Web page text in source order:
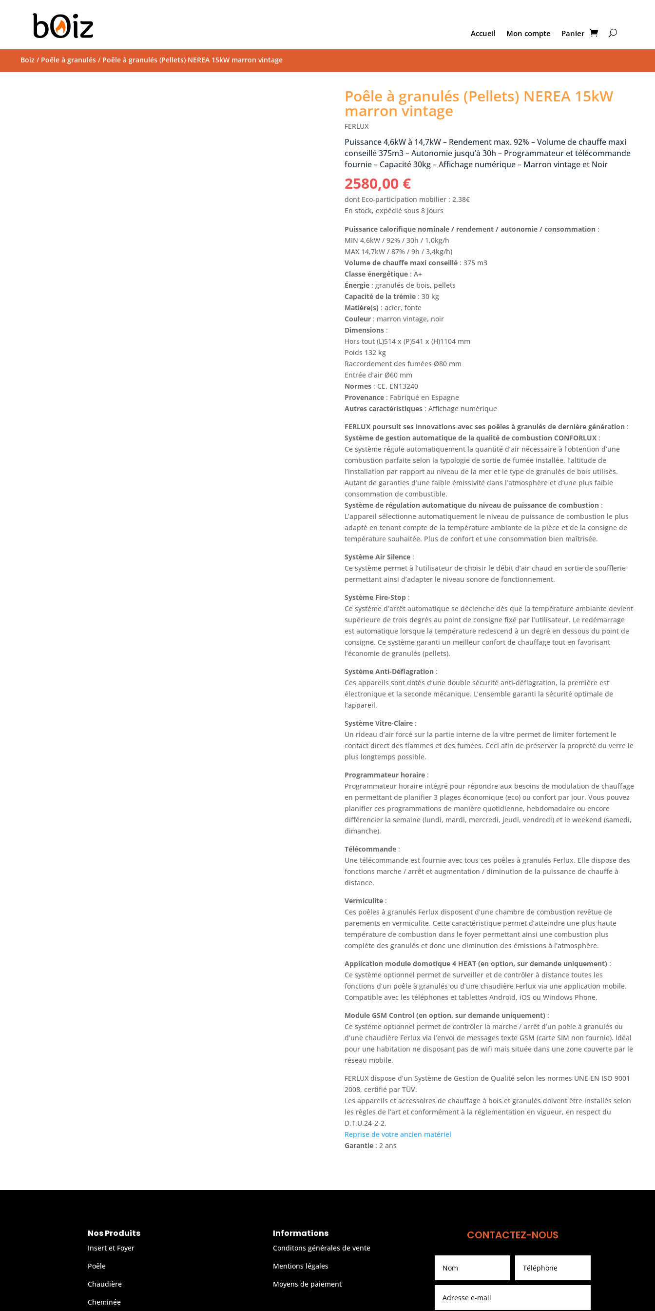
Accueil Mon compte Panier
Boiz / Poêle à granulés / Poêle à granulés (Pellets) NEREA 15kW marron vintage
Poêle à granulés (Pellets) NEREA 15kW
marron vintage
FERLUX
Puissance 4,6kW à 14,7kW – Rendement max. 92% – Volume de chauffe maxi
conseillé 375m3 – Autonomie jusqu’à 30h – Programmateur et télécommande
fournie – Capacité 30kg – Affichage numérique – Marron vintage et Noir
2580,00 €
dont Eco-participation mobilier : 2.38€
En stock, expédié sous 8 jours
Puissance calorifique nominale / rendement / autonomie / consommation :
MIN 4,6kW / 92% / 30h / 1,0kg/h
MAX 14,7kW / 87% / 9h / 3,4kg/h)
Volume de chauffe maxi conseillé : 375 m3
Classe énergétique : A+
Énergie : granulés de bois, pellets
Capacité de la trémie : 30 kg
Matière(s) : acier, fonte
Couleur : marron vintage, noir
Dimensions :
Hors tout (L)514 x (P)541 x (H)1104 mm
Poids 132 kg
Raccordement des fumées Ø80 mm
Entrée d’air Ø60 mm
Normes : CE, EN13240
Provenance : Fabriqué en Espagne
Autres caractéristiques : Affichage numérique
FERLUX poursuit ses innovations avec ses poêles à granulés de dernière génération :
Système de gestion automatique de la qualité de combustion CONFORLUX :
Ce système régule automatiquement la quantité d’air nécessaire à l’obtention d’une
combustion parfaite selon la typologie de sortie de fumée installée, l’altitude de
l’installation par rapport au niveau de la mer et le type de granulés de bois utilisés.
Autant de garanties d’une faible émissivité dans l’atmosphère et d’une plus faible
consommation de combustible.
Système de régulation automatique du niveau de puissance de combustion :
L’appareil sélectionne automatiquement le niveau de puissance de combustion le plus
adapté en tenant compte de la température ambiante de la pièce et de la consigne de
température souhaitée. Plus de confort et une consommation bien maîtrisée.
Système Air Silence :
Ce système permet à l’utilisateur de choisir le débit d’air chaud en sortie de soufflerie
permettant ainsi d’adapter le niveau sonore de fonctionnement.
Système Fire-Stop :
Ce système d’arrêt automatique se déclenche dès que la température ambiante devient
supérieure de trois degrés au point de consigne fixé par l’utilisateur. Le redémarrage
est automatique lorsque la température redescend à un degré en dessous du point de
consigne. Ce système garanti un meilleur confort de chauffage tout en favorisant
l’économie de granulés (pellets).
Système Anti-Déflagration :
Ces appareils sont dotés d’une double sécurité anti-déflagration, la première est
électronique et la seconde mécanique. L’ensemble garanti la sécurité optimale de
l’appareil.
Système Vitre-Claire :
Un rideau d’air forcé sur la partie interne de la vitre permet de limiter fortement le
contact direct des flammes et des fumées. Ceci afin de préserver la propreté du verre le
plus longtemps possible.
Programmateur horaire :
Programmateur horaire intégré pour répondre aux besoins de modulation de chauffage
en permettant de planifier 3 plages économique (eco) ou confort par jour. Vous pouvez
planifier ces programmations de manière quotidienne, hebdomadaire ou encore
différencier la semaine (lundi, mardi, mercredi, jeudi, vendredi) et le weekend (samedi,
dimanche).
Télécommande :
Une télécommande est fournie avec tous ces poêles à granulés Ferlux. Elle dispose des
fonctions marche / arrêt et augmentation / diminution de la puissance de chauffe à
distance.
Vermiculite :
Ces poêles à granulés Ferlux disposent d’une chambre de combustion revêtue de
parements en vermiculite. Cette caractéristique permet d’atteindre une plus haute
température de combustion dans le foyer permettant ainsi une combustion plus
complète des granulés et donc une diminution des émissions à l’atmosphère.
Application module domotique 4 HEAT (en option, sur demande uniquement) :
Ce système optionnel permet de surveiller et de contrôler à distance toutes les
fonctions d’un poêle à granulés ou d’une chaudière Ferlux via une application mobile.
Compatible avec les téléphones et tablettes Androïd, iOS ou Windows Phone.
Module GSM Control (en option, sur demande uniquement) :
Ce système optionnel permet de contrôler la marche / arrêt d’un poêle à granulés ou
d’une chaudière Ferlux via l’envoi de messages texte GSM (carte SIM non fournie). Idéal
pour une habitation ne disposant pas de wifi mais située dans une zone couverte par le
réseau mobile.
FERLUX dispose d’un Système de Gestion de Qualité selon les normes UNE EN ISO 9001
2008, certifié par TÜV.
Les appareils et accessoires de chauffage à bois et granulés doivent être installés selon
les règles de l’art et conformément à la réglementation en vigueur, en respect du
D.T.U.24-2-2.
Reprise de votre ancien matériel
Garantie : 2 ans
Nos Produits
Insert et Foyer
Poêle
Chaudière
Cheminée
Informations
Conditons générales de vente
Mentions légales
Moyens de paiement
CONTACTEZ-NOUS